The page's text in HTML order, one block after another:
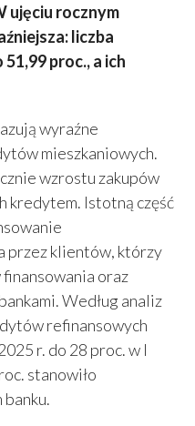
ujęciu rocznym
liczba
proc., a ich
wyraźne
mieszkaniowych.
wzrostu zakupów
kredytem. Istotną część
przez klientów, którzy
oraz
Według analiz
refinansowych
r. do 28 proc. w I
stanowiło